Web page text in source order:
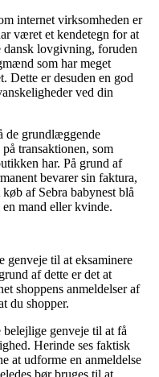
internet virksomheden er
været et kendetegn for at
lovgivning, foruden
som har meget
Dette er desuden en god
ved din
de grundlæggende
transaktionen, som
har. På grund af
bevarer sin faktura,
af Sebra babynest blå
mand eller kvinde.
til at eksaminere
af dette er det at
shoppens anmeldelser af
du shopper.
genveje til at få
Herinde ses faktisk
at udforme en anmeldelse
bør bruges til at